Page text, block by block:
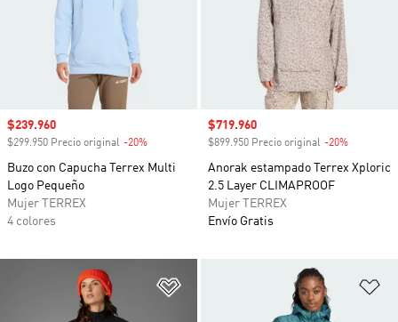
Precio de venta
$239.960
$299.950 Precio original -20%
Buzo con Capucha Terrex Multi
Logo Pequeño
Mujer TERREX
4 colores
Precio de venta
$719.960
$899.950 Precio original -20%
Anorak estampado Terrex Xploric
2.5 Layer CLIMAPROOF
Mujer TERREX
Envío Gratis
Añadir a la lista de deseos